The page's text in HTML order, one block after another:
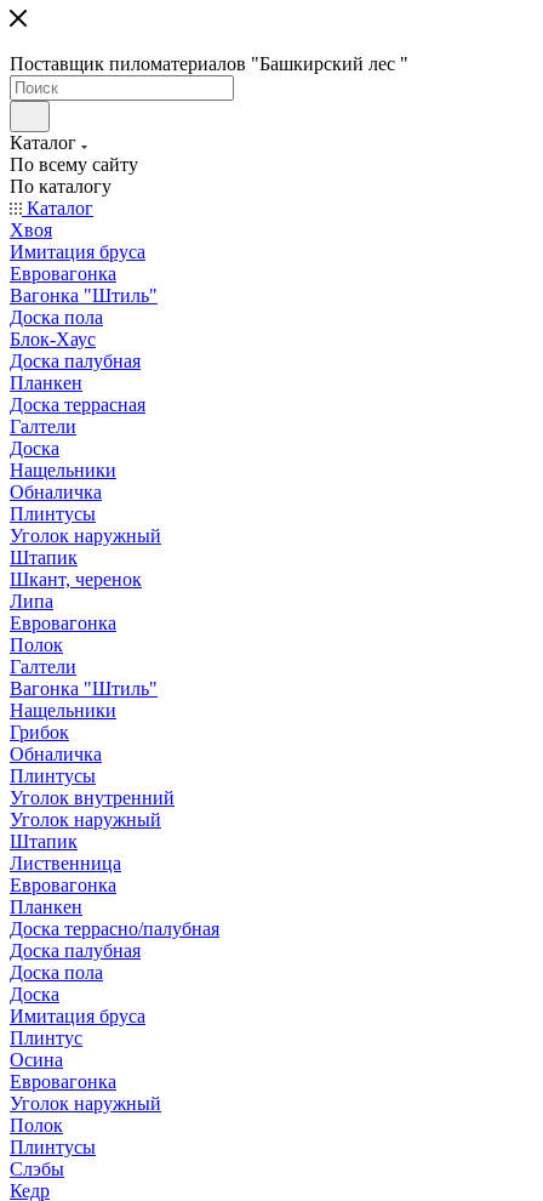
Поставщик пиломатериалов "Башкирский лес "
Каталог
По всему сайту
По каталогу
Каталог
Хвоя
Имитация бруса
Евровагонка
Вагонка "Штиль"
Доска пола
Блок-Хаус
Доска палубная
Планкен
Доска террасная
Галтели
Доска
Нащельники
Обналичка
Плинтусы
Уголок наружный
Штапик
Шкант, черенок
Липа
Евровагонка
Полок
Галтели
Вагонка "Штиль"
Нащельники
Грибок
Обналичка
Плинтусы
Уголок внутренний
Уголок наружный
Штапик
Лиственница
Евровагонка
Планкен
Доска террасно/палубная
Доска палубная
Доска пола
Доска
Имитация бруса
Плинтус
Осина
Евровагонка
Уголок наружный
Полок
Плинтусы
Слэбы
Кедр